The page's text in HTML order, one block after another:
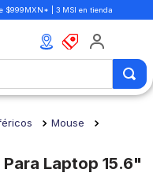
$999MXN* | 3 MSI en tienda
Mouse
Laptop 15.6"